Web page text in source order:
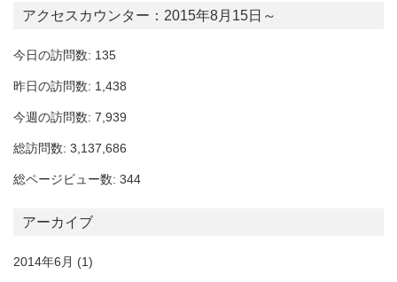
アクセスカウンター：2015年8月15日～
今日の訪問数: 135
昨日の訪問数: 1,438
今週の訪問数: 7,939
総訪問数: 3,137,686
総ページビュー数: 344
アーカイブ
2014年6月 (1)